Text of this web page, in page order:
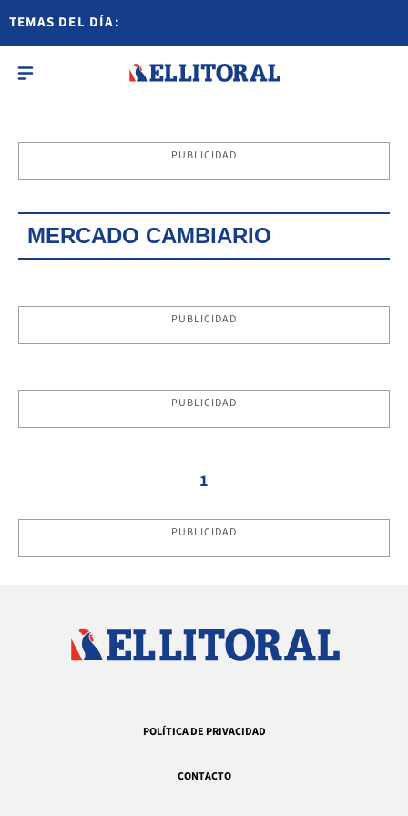
TEMAS DEL DÍA:
PUBLICIDAD
MERCADO CAMBIARIO
PUBLICIDAD
PUBLICIDAD
1
PUBLICIDAD
POLÍTICA DE PRIVACIDAD
CONTACTO